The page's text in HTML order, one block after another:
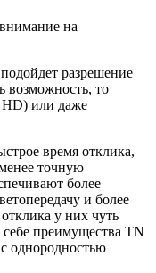
на
разрешение
возможность, то
HD) или даже
время отклика,
точную
более
и более
у них чуть
преимущества TN
однородностью